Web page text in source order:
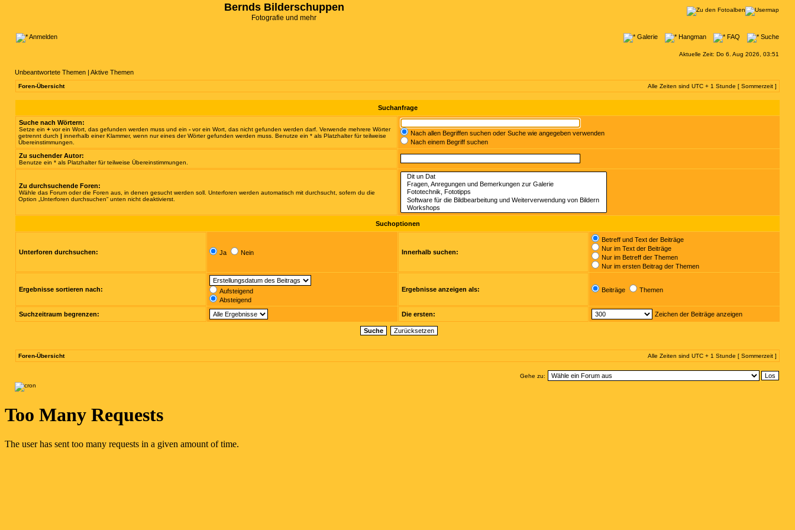
Bernds Bilderschuppen
Fotografie und mehr
Anmelden Galerie Hangman FAQ Suche
Aktuelle Zeit: Do 6. Aug 2026, 03:51
Unbeantwortete Themen | Aktive Themen
Foren-Übersicht Alle Zeiten sind UTC + 1 Stunde [ Sommerzeit ]
Suchanfrage
Suche nach Wörtern:
Setze ein + vor ein Wort, das gefunden werden muss und ein - vor ein Wort, das nicht gefunden werden darf. Verwende mehrere Wörter
getrennt durch | innerhalb einer Klammer, wenn nur eines der Wörter gefunden werden muss. Benutze ein * als Platzhalter für teilweise
Übereinstimmungen.
Nach allen Begriffen suchen oder Suche wie angegeben verwenden
Nach einem Begriff suchen
Zu suchender Autor:
Benutze ein * als Platzhalter für teilweise Übereinstimmungen.
Zu durchsuchende Foren:
Wähle das Forum oder die Foren aus, in denen gesucht werden soll. Unterforen werden automatisch mit durchsucht, sofern du die
Option „Unterforen durchsuchen“ unten nicht deaktivierst.
Suchoptionen
Unterforen durchsuchen: Ja Nein Innerhalb suchen:
Betreff und Text der Beiträge
Nur im Text der Beiträge
Nur im Betreff der Themen
Nur im ersten Beitrag der Themen
Ergebnisse sortieren nach:
Aufsteigend
Absteigend
Ergebnisse anzeigen als: Beiträge Themen
Suchzeitraum begrenzen: Die ersten: Zeichen der Beiträge anzeigen
Foren-Übersicht Alle Zeiten sind UTC + 1 Stunde [ Sommerzeit ]
Gehe zu: